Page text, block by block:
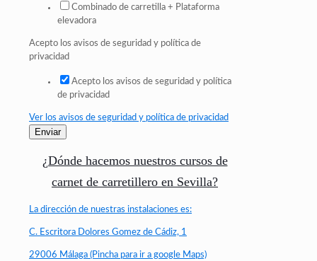
Combinado de carretilla + Plataforma
elevadora
Acepto los avisos de seguridad y política de
privacidad
Acepto los avisos de seguridad y política
de privacidad
Ver los avisos de seguridad y política de privacidad
Enviar
¿Dónde hacemos nuestros cursos de
carnet de carretillero en Sevilla?
La dirección de nuestras instalaciones es:
C. Escritora Dolores Gomez de Cádiz, 1
29006 Málaga (Pincha para ir a google Maps)